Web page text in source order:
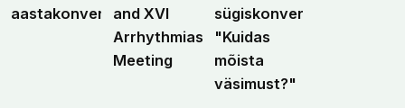
aastakonverentsand XVI
Arrhythmias
Meeting
sügiskonverents
"Kuidas
mõista
väsimust?"